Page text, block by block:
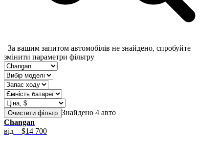
За вашим запитом автомобілів не знайдено, спробуйте
змінити параметри фільтру
Очистити фільтр Знайдено 4 авто
Changan
від
$14 700